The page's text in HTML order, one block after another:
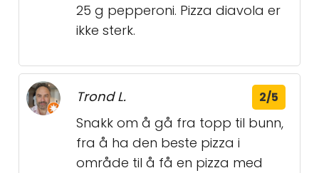
25 g pepperoni. Pizza diavola er
ikke sterk.
Trond L. 2/5
Snakk om å gå fra topp til bunn,
fra å ha den beste pizza i
område til å få en pizza med